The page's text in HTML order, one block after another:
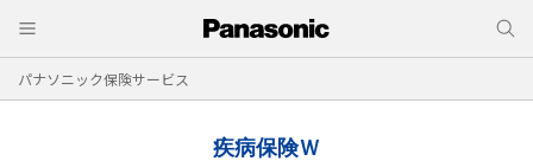
パナソニック保険サービス
疾病保険Ｗ